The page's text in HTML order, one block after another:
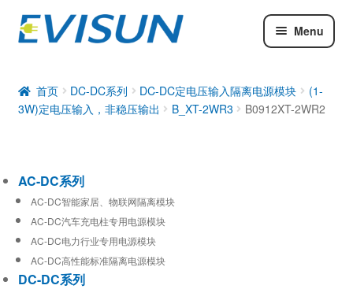
Menu
DC-DC系列
工业通信模块
首页 DC-DC系列 DC-DC定电压输入隔离电源模块
(1-
3W)定电压输入，非稳压输出
B_XT-2WR3 B0912XT-2WR2
AC-DC系列
AC-DC智能家居、物联网隔离模块
AC-DC汽车充电柱专用电源模块
AC-DC电力行业专用电源模块
AC-DC高性能标准隔离电源模块
DC-DC系列